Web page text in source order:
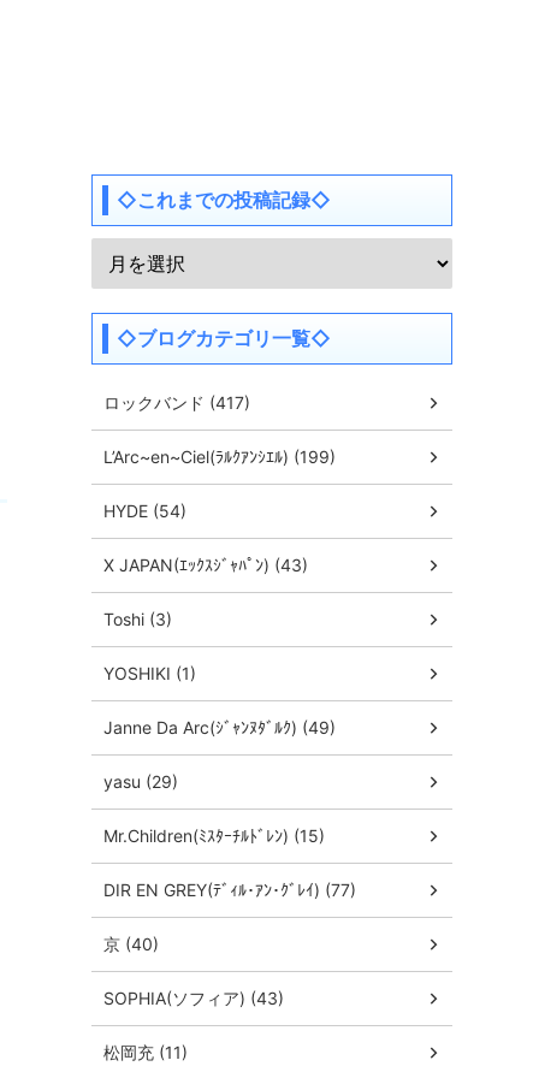
◇これまでの投稿記録◇
◇ブログカテゴリ一覧◇
ロックバンド (417)
L’Arc~en~Ciel(ﾗﾙｸｱﾝｼｴﾙ) (199)
HYDE (54)
X JAPAN(ｴｯｸｽｼﾞｬﾊﾟﾝ) (43)
Toshi (3)
YOSHIKI (1)
Janne Da Arc(ｼﾞｬﾝﾇﾀﾞﾙｸ) (49)
yasu (29)
Mr.Children(ﾐｽﾀｰﾁﾙﾄﾞﾚﾝ) (15)
DIR EN GREY(ﾃﾞｨﾙ･ｱﾝ･ｸﾞﾚｲ) (77)
京 (40)
SOPHIA(ソフィア) (43)
松岡充 (11)